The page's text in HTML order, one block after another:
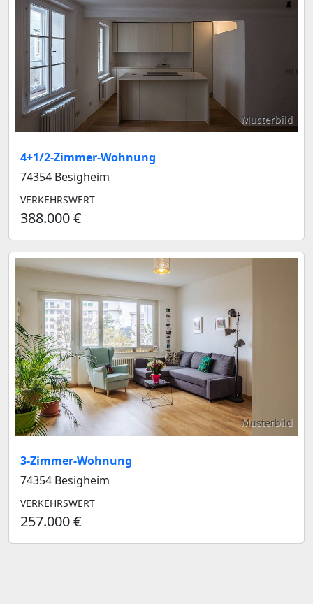
Musterbild
4+1/2-Zimmer-Wohnung
74354 Besigheim
VERKEHRSWERT
388.000 €
Musterbild
3-Zimmer-Wohnung
74354 Besigheim
VERKEHRSWERT
257.000 €